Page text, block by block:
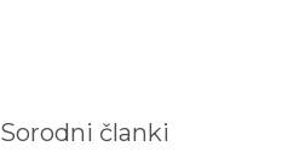
Sorodni članki